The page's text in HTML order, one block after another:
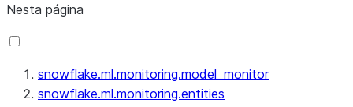
Nesta página
snowflake.ml.monitoring.model_monitor
snowflake.ml.monitoring.entities